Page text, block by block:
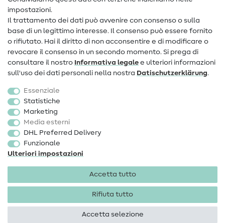
Informazioni sul nuovo proprietario
FAQ
Diritto di recesso
Popolare
Accessori cucito
Sale
impostazioni.
Il trattamento dei dati può avvenire con consenso o sulla
base di un legittimo interesse. Il consenso può essere fornito
o rifiutato. Hai il diritto di non acconsentire e di modificare o
revocare il consenso in un secondo momento. Si prega di
consultare il nostro Informativa legale e ulteriori informazioni
sull'uso dei dati personali nella nostra Dati­schutz­erklärung.
Essenziale
Statistiche
Marketing
Media esterni
DHL Preferred Delivery
Funzionale
Ulteriori impostazioni
Accetta tutto
Rifiuta tutto
Accetta selezione
Informazioni legali Privacy
Condizioni generali
Diritti d'autore 2026 SewIY GmbH